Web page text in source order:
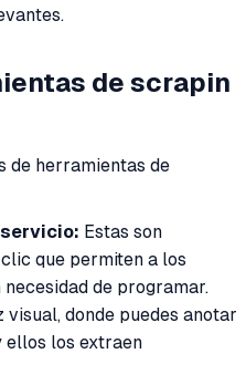
de scrapin
de herramientas de
Estas son
que permiten a los
de programar.
donde puedes anotar
ellos los extraen